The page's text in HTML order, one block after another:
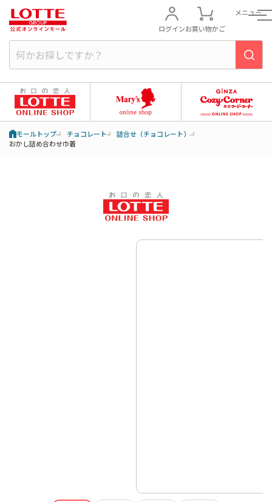
ログインお買い物かご
メニュー
モールトップ チョコレート
詰合せ（チョコレート）
おかし詰め合わせ巾着